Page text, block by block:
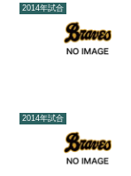
2014年試合
2014年試合